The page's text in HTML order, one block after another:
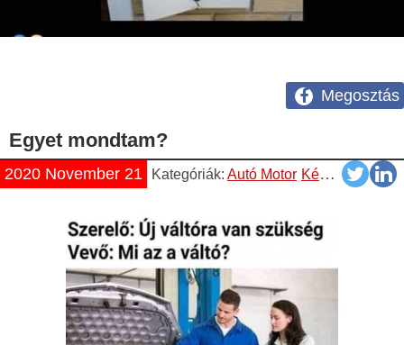
Megosztás
Egyet mondtam?
2020 November 21 Kategóriák: Autó Motor Képek Napiszar